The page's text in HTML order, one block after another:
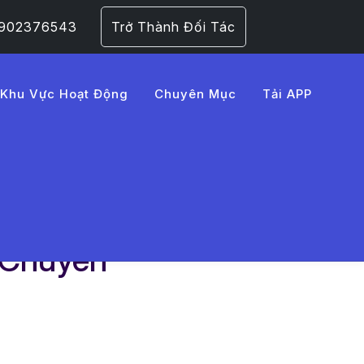
Trở Thành Đối Tác
Khu Vực Hoạt Động Chuyên Mục Tải APP